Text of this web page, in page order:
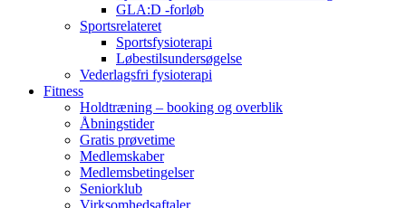
GLA:D -forløb
Sportsrelateret
Sportsfysioterapi
Løbestilsundersøgelse
Vederlagsfri fysioterapi
Fitness
Holdtræning – booking og overblik
Åbningstider
Gratis prøvetime
Medlemskaber
Medlemsbetingelser
Seniorklub
Virksomhedsaftaler